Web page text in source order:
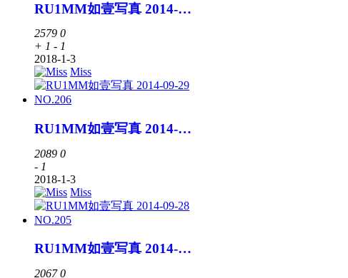
RU1MM如壹写真 2014-10-02 VIP NO.011
2579 0
+ 1 - 1
2018-1-3
Miss
RU1MM如壹写真 2014-09-29 NO.206
2089 0
- 1
2018-1-3
Miss
RU1MM如壹写真 2014-09-28 NO.205
20670